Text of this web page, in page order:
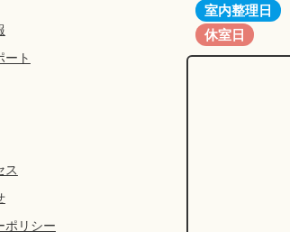
ート
ス
ポリシー
室内整理日
休室日